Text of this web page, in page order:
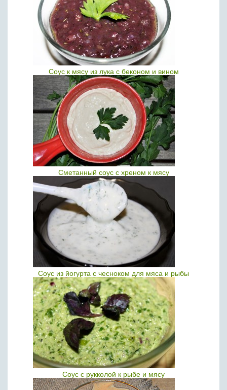
Соус к мясу из лука с беконом и вином
Сметанный соус с хреном к мясу
Соус из йогурта с чесноком для мяса и рыбы
Соус с рукколой к рыбе и мясу